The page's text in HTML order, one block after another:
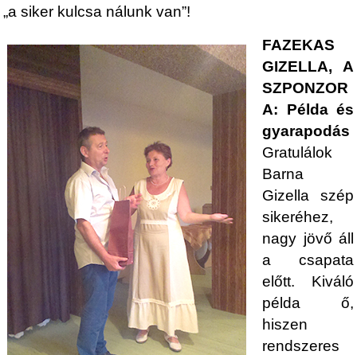
„a siker kulcsa nálunk van”!
FAZEKAS
GIZELLA, A
SZPONZOR
A: Példa és
gyarapodás
Gratulálok
Barna
Gizella szép
sikeréhez,
nagy jövő áll
a csapata
előtt. Kiváló
példa ő,
hiszen
rendszeres